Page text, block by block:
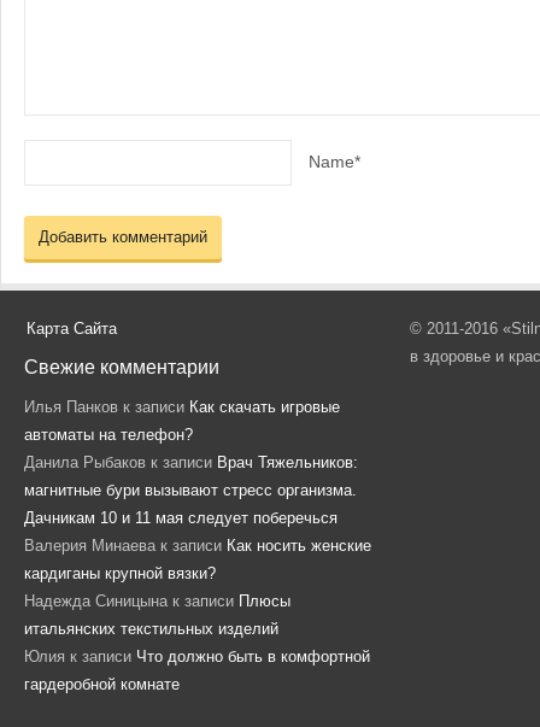
Name*
Карта Сайта
Свежие комментарии
Илья Панков к записи Как скачать игровые
автоматы на телефон?
Данила Рыбаков к записи Врач Тяжельников:
магнитные бури вызывают стресс организма.
Дачникам 10 и 11 мая следует поберечься
Валерия Минаева к записи Как носить женские
кардиганы крупной вязки?
Надежда Синицына к записи Плюсы
итальянских текстильных изделий
Юлия к записи Что должно быть в комфортной
гардеробной комнате
© 2011-2016
в здоровье и